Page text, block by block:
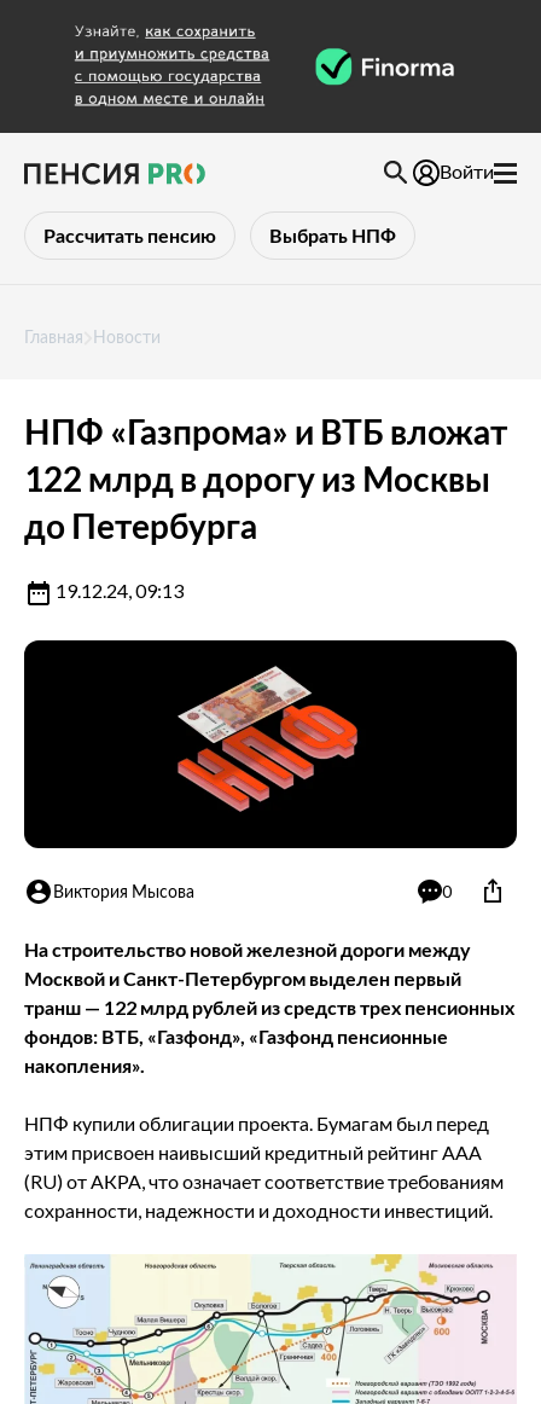
Рассчитать пенсию Выбрать НПФ
Войти
Главная Новости
НПФ «Газпрома» и ВТБ вложат
122 млрд в дорогу из Москвы
до Петербурга
19.12.24, 09:13
Виктория Мысова 0
На строительство новой железной дороги между
Москвой и Санкт-Петербургом выделен первый
транш — 122 млрд рублей из средств трех пенсионных
фондов: ВТБ, «Газфонд», «Газфонд пенсионные
накопления».
НПФ купили облигации проекта. Бумагам был перед
этим присвоен наивысший кредитный рейтинг ААА
(RU) от АКРА, что означает соответствие требованиям
сохранности, надежности и доходности инвестиций.